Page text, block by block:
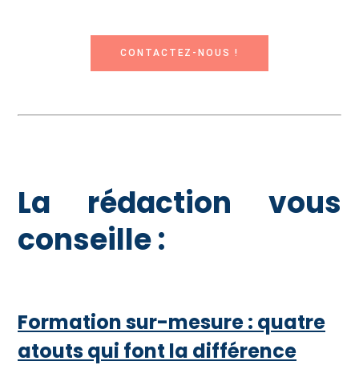
CONTACTEZ-NOUS !
La rédaction vous
conseille :
Formation sur-mesure : quatre
atouts qui font la différence